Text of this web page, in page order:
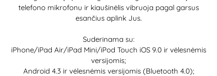
telefono mikrofonu ir kiaušinėlis vibruoja pagal garsus
esančius aplink Jus.
Suderinama su:
iPhone/iPad Air/iPad Mini/iPod Touch iOS 9.0 ir vėlesnėmis
versijomis;
Android 4.3 ir vėlesnėmis versijomis (Bluetooth 4.0);